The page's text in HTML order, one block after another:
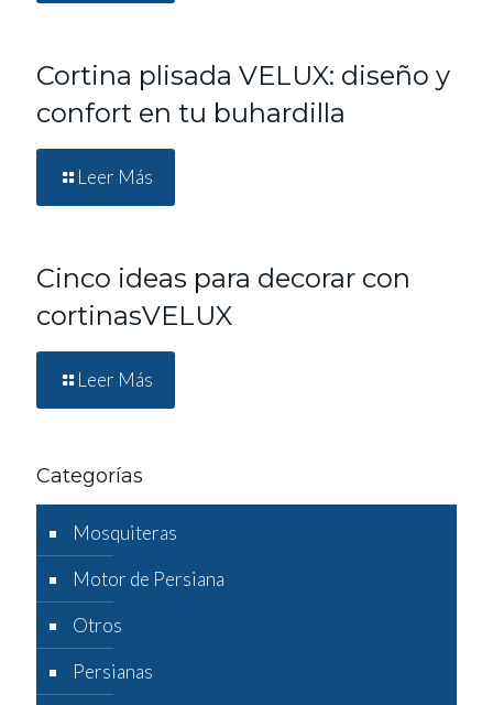
Cortina plisada VELUX: diseño y
confort en tu buhardilla
Leer Más
Cinco ideas para decorar con
cortinasVELUX
Leer Más
Categorías
Mosquiteras
Motor de Persiana
Otros
Persianas